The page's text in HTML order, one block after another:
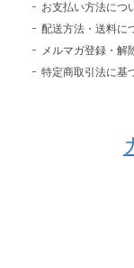
お支払い方法につ
配送方法・送料に
メルマガ登録・解
特定商取引法に基